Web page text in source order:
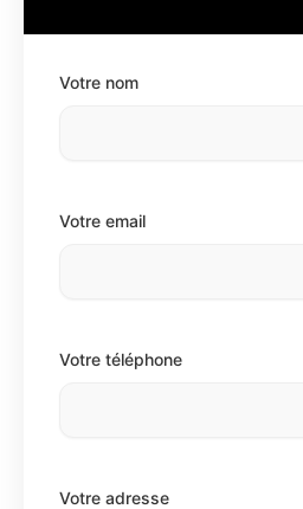
Votre nom
Votre email
Votre téléphone
Votre adresse